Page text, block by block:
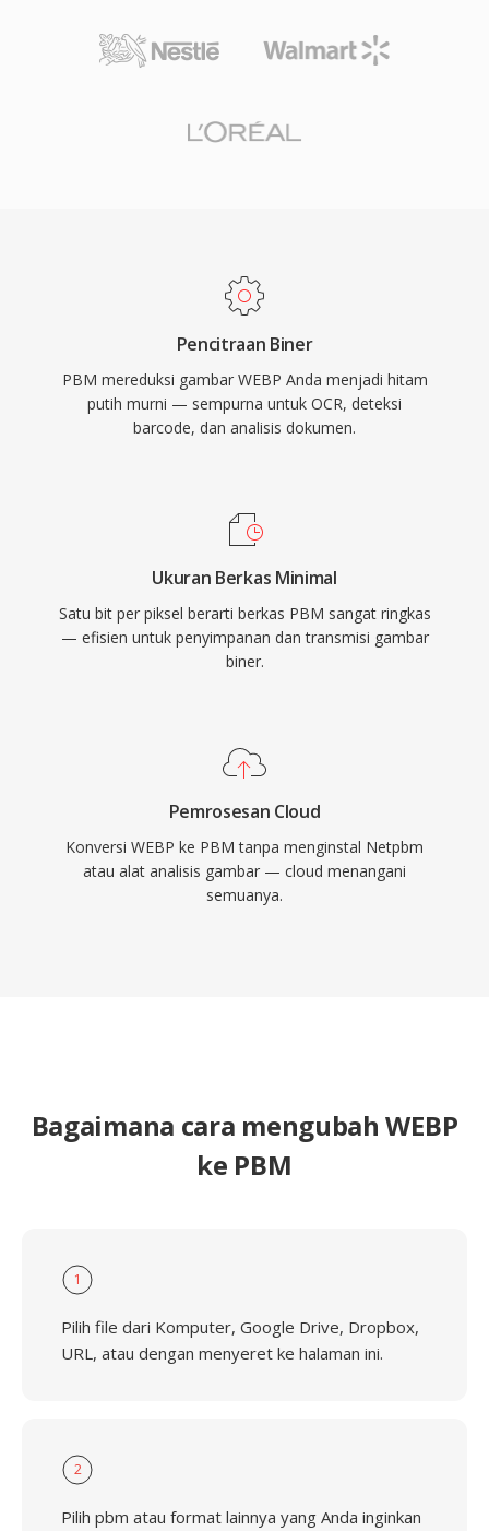
Pencitraan Biner
PBM mereduksi gambar WEBP Anda menjadi hitam
putih murni — sempurna untuk OCR, deteksi
barcode, dan analisis dokumen.
Ukuran Berkas Minimal
Satu bit per piksel berarti berkas PBM sangat ringkas
— efisien untuk penyimpanan dan transmisi gambar
biner.
Pemrosesan Cloud
Konversi WEBP ke PBM tanpa menginstal Netpbm
atau alat analisis gambar — cloud menangani
semuanya.
Bagaimana cara mengubah WEBP
ke PBM
1
Pilih file dari Komputer, Google Drive, Dropbox,
URL, atau dengan menyeret ke halaman ini.
2
Pilih pbm atau format lainnya yang Anda inginkan